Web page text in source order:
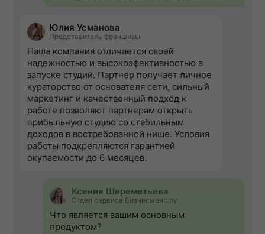
Юлия Усманова
Представитель франшизы
Наша компания отличается своей
надежностью и высокоэфективностью в
запуске студий. Партнер получает личное
кураторство от основателя сети, сильный
маркетинг и качественный подход к
работе позволяют партнерам открыть
прибыльную студию со стабильным
доходов в востребованной нише. Условия
работы подкрепляются гарантией
окупаемости до 6 месяцев.
Ксения Шереметьева
Отдел сервиса Бизнесменс.ру
Что является вашим основным
продуктом?